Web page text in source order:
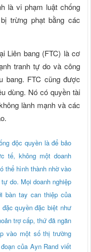
là vi phạm luật chống
trừng phạt bằng các
Liên bang (FTC) là cơ
tranh tự do và công
bang. FTC cũng được
dùng. Nó có quyền tài
lành mạnh và các
độc quyền là để bảo
tế, không một doanh
thể hình thành nhờ vào
do. Mọi doanh nghiệp
bàn tay can thiệp của
quyền đặc biệt như
trợ cấp, thứ đã ngăn
vào một số thị trường
của Ayn Rand viết